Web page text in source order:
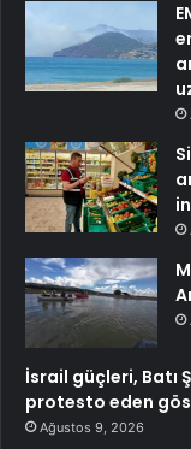
İsrail güçleri, Batı
protesto eden
Ağustos 9, 2026